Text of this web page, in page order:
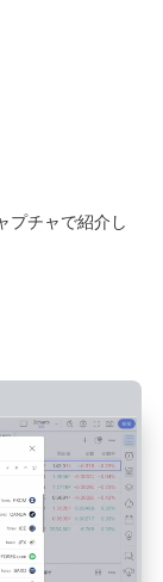
プチャで紹介し